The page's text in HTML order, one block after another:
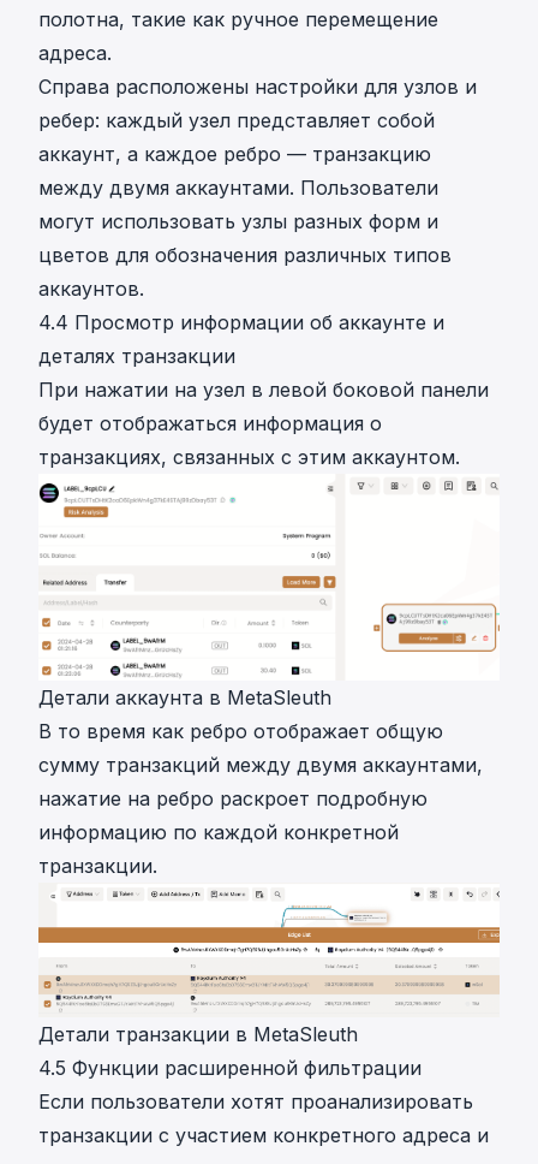
полотна, такие как ручное перемещение
адреса.
Справа расположены настройки для узлов и
ребер: каждый узел представляет собой
аккаунт, а каждое ребро — транзакцию
между двумя аккаунтами. Пользователи
могут использовать узлы разных форм и
цветов для обозначения различных типов
аккаунтов.
4.4 Просмотр информации об аккаунте и
деталях транзакции
При нажатии на узел в левой боковой панели
будет отображаться информация о
транзакциях, связанных с этим аккаунтом.
Детали аккаунта в MetaSleuth
В то время как ребро отображает общую
сумму транзакций между двумя аккаунтами,
нажатие на ребро раскроет подробную
информацию по каждой конкретной
транзакции.
Детали транзакции в MetaSleuth
4.5 Функции расширенной фильтрации
Если пользователи хотят проанализировать
транзакции с участием конкретного адреса и